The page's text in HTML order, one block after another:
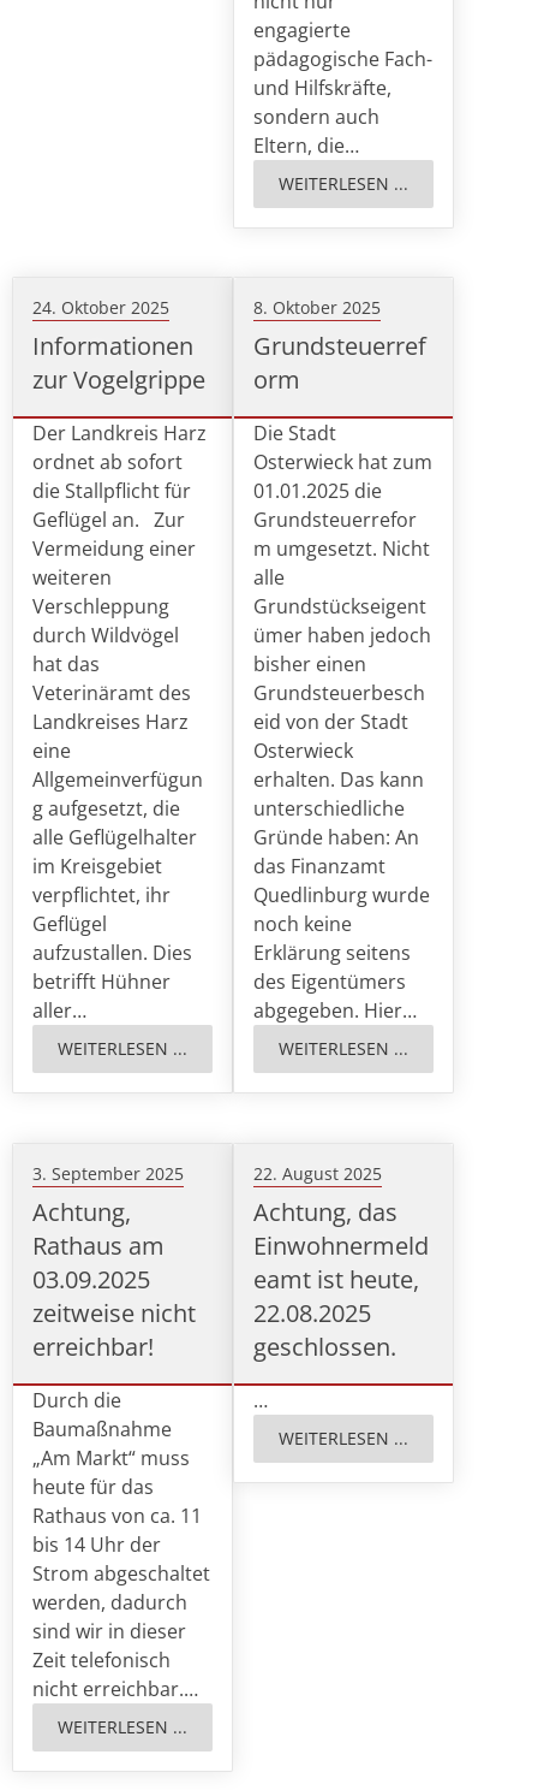
engagierte
pädagogische Fach-
und Hilfskräfte,
sondern auch
Eltern, die…
WEITERLESEN ...
24. Oktober 2025
Informationen
zur Vogelgrippe
Der Landkreis Harz
ordnet ab sofort
die Stallpflicht für
Geflügel an. Zur
Vermeidung einer
weiteren
Verschleppung
durch Wildvögel
hat das
Veterinäramt des
Landkreises Harz
eine
Allgemeinverfügun
g aufgesetzt, die
alle Geflügelhalter
im Kreisgebiet
verpflichtet, ihr
Geflügel
aufzustallen. Dies
betrifft Hühner
aller…
WEITERLESEN ...
8. Oktober 2025
Grundsteuerref
orm
Die Stadt
Osterwieck hat zum
01.01.2025 die
Grundsteuerrefor
m umgesetzt. Nicht
alle
Grundstückseigent
ümer haben jedoch
bisher einen
Grundsteuerbesch
eid von der Stadt
Osterwieck
erhalten. Das kann
unterschiedliche
Gründe haben: An
das Finanzamt
Quedlinburg wurde
noch keine
Erklärung seitens
des Eigentümers
abgegeben. Hier…
WEITERLESEN ...
3. September 2025
Achtung,
Rathaus am
03.09.2025
zeitweise nicht
erreichbar!
Durch die
Baumaßnahme
„Am Markt“ muss
heute für das
Rathaus von ca. 11
bis 14 Uhr der
Strom abgeschaltet
werden, dadurch
sind wir in dieser
Zeit telefonisch
nicht erreichbar.…
WEITERLESEN ...
22. August 2025
Achtung, das
Einwohnermeld
eamt ist heute,
22.08.2025
geschlossen.
…
WEITERLESEN ...